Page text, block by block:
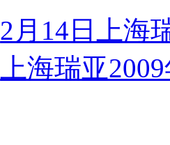
2月14日上海
上海瑞亚